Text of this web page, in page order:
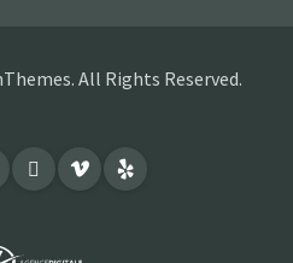
All Rights Reserved.